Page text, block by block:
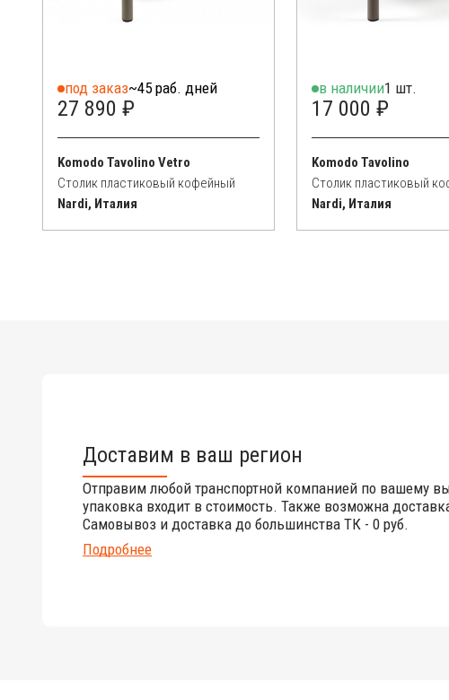
под заказ~45 раб. дней
27 890 ₽
Komodo Tavolino Vetro
Столик пластиковый кофейный
Nardi, Италия
в наличии1 шт.
17 000 ₽
Komodo Tavolino
Столик пластиковый
Nardi, Италия
Доставим в ваш регион
Отправим любой транспортной компанией по вашему
упаковка входит в стоимость. Также возможна
Самовывоз и доставка до большинства ТК - 0 руб.
Подробнее